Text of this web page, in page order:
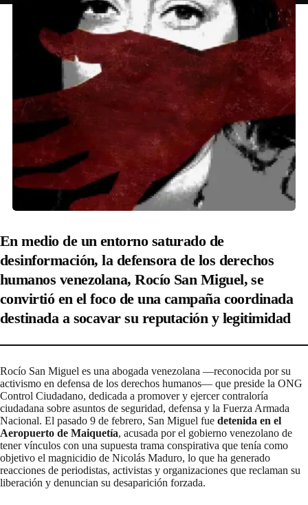
En medio de un entorno saturado de
desinformación, la defensora de los derechos
humanos venezolana, Rocío San Miguel, se
convirtió en el foco de una campaña coordinada
destinada a socavar su reputación y legitimidad
Rocío San Miguel es una abogada venezolana —reconocida por su
activismo en defensa de los derechos humanos— que preside la ONG
Control Ciudadano, dedicada a promover y ejercer contraloría
ciudadana sobre asuntos de seguridad, defensa y la Fuerza Armada
Nacional. El pasado 9 de febrero, San Miguel fue detenida en el
Aeropuerto de Maiquetía, acusada por el gobierno venezolano de
tener vínculos con una supuesta trama conspirativa que tenía como
objetivo el magnicidio de Nicolás Maduro, lo que ha generado
reacciones de periodistas, activistas y organizaciones que reclaman su
liberación y denuncian su desaparición forzada.